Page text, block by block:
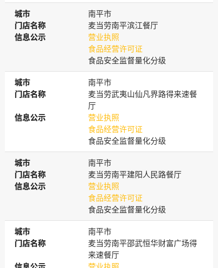
城市
城市
南平市
门店名称
门店名称
麦当劳南平滨江餐厅
信息公示
信息公示
营业执照
食品经营许可证
食品安全监督量化分级
城市
城市
南平市
门店名称
门店名称
麦当劳武夷山仙凡界路得来速餐
厅
信息公示
信息公示
营业执照
食品经营许可证
食品安全监督量化分级
城市
城市
南平市
门店名称
门店名称
麦当劳南平建阳人民路餐厅
信息公示
信息公示
营业执照
食品经营许可证
食品安全监督量化分级
城市
城市
南平市
门店名称
门店名称
麦当劳南平邵武恒华财富广场得
来速餐厅